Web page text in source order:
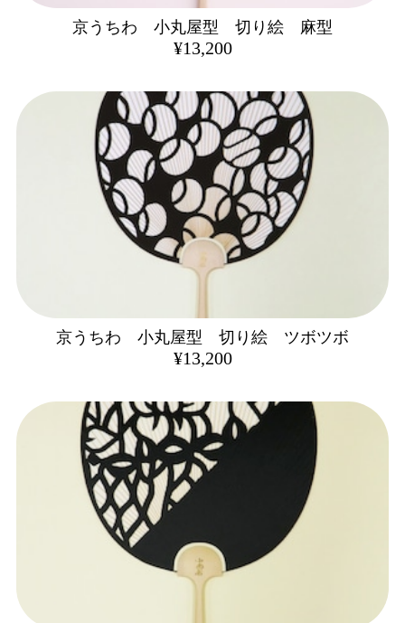
京うちわ 小丸屋型 切り絵 麻型
¥13,200
京うちわ 小丸屋型 切り絵 ツボツボ
¥13,200